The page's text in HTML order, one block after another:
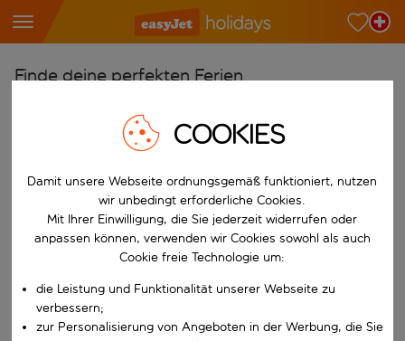
Finde deine perfekten Ferien
Wähle deine Flughäfen
Beginne mit der Eingabe für die automatische
Reiseziele finden
Nach
W&auml;hle ein Ab- und R&uuml;ckflugdatum aus.
Wähle deine Reisedaten
Wann
Wer
COOKIES
Damit unsere Webseite ordnungsgemäß funktioniert, nutzen
wir unbedingt erforderliche Cookies.
Mit Ihrer Einwilligung, die Sie jederzeit widerrufen oder
anpassen können, verwenden wir Cookies sowohl als auch
Cookie freie Technologie um:
die Leistung und Funktionalität unserer Webseite zu
verbessern;
zur Personalisierung von Angeboten in der Werbung, die Sie